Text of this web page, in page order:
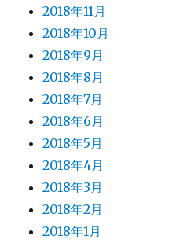
2018年11月
2018年10月
2018年9月
2018年8月
2018年7月
2018年6月
2018年5月
2018年4月
2018年3月
2018年2月
2018年1月